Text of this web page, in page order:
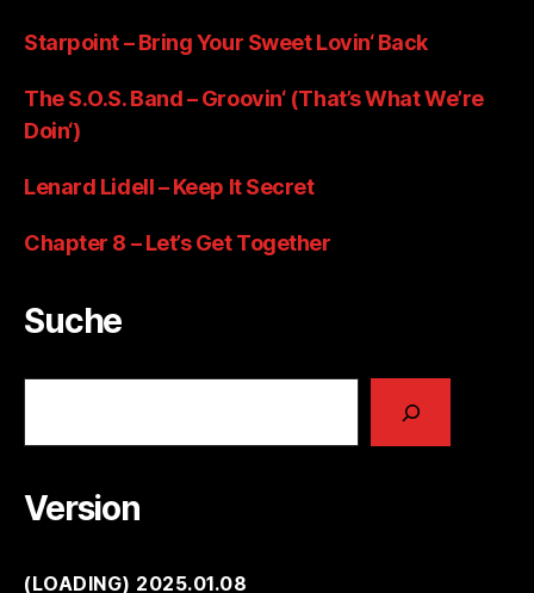
Starpoint – Bring Your Sweet Lovin‘ Back
The S.O.S. Band – Groovin‘ (That’s What We’re
Doin‘)
Lenard Lidell – Keep It Secret
Chapter 8 – Let’s Get Together
Suche
Version
(LOADING) 2025.01.08